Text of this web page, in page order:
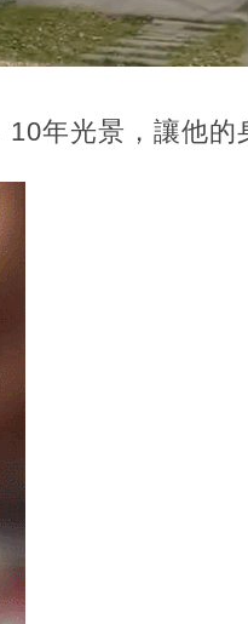
年光景，讓他的